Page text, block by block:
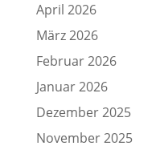
April 2026
März 2026
Februar 2026
Januar 2026
Dezember 2025
November 2025